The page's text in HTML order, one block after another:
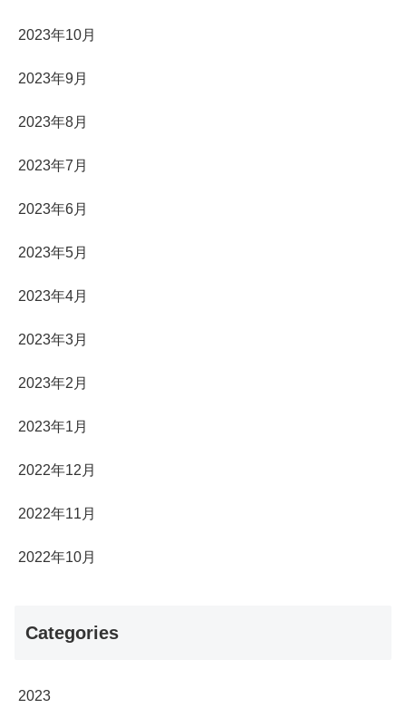
2023年10月
2023年9月
2023年8月
2023年7月
2023年6月
2023年5月
2023年4月
2023年3月
2023年2月
2023年1月
2022年12月
2022年11月
2022年10月
Categories
2023